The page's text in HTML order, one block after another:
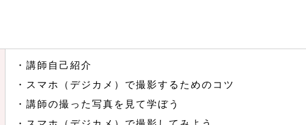
・講師自己紹介
・スマホ（デジカメ）で撮影するためのコツ
・講師の撮った写真を見て学ぼう